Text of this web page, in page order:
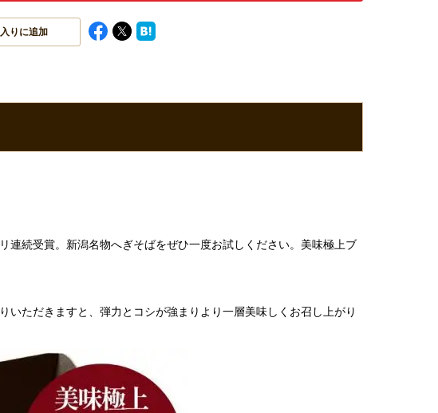
りに追加
連続受賞。新潟名物へぎそばをぜひ一度お試しください。美味極上ブ
ただきますと、弾力とコシが強まりより一層美味しくお召し上がり